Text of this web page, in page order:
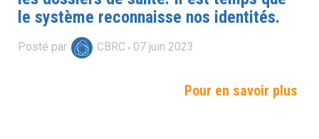
le système reconnaisse nos identités.
Posté par CBRC 07 juin 2023
Pour en savoir plus